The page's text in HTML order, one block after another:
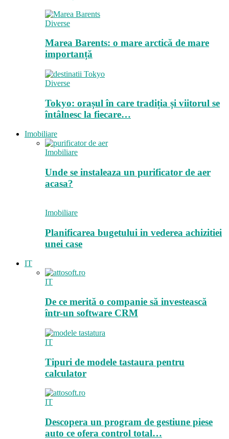
Diverse
Marea Barents: o mare arctică de mare
importanță
Diverse
Tokyo: orașul în care tradiția și viitorul se
întâlnesc la fiecare…
Imobiliare
Imobiliare
Unde se instaleaza un purificator de aer
acasa?
Imobiliare
Planificarea bugetului in vederea achizitiei
unei case
IT
IT
De ce merită o companie să investească
într-un software CRM
IT
Tipuri de modele tastaura pentru
calculator
IT
Descopera un program de gestiune piese
auto ce ofera control total…